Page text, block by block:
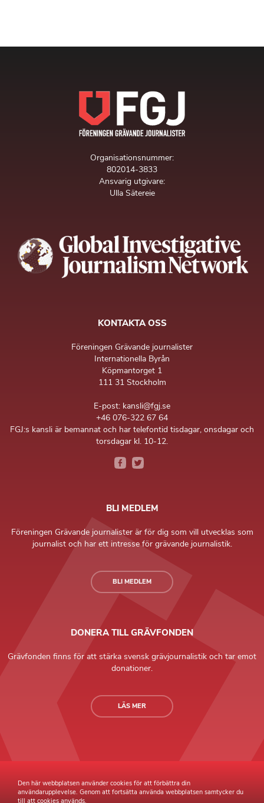
Organisationsnummer:
802014-3833
Ansvarig utgivare:
Ulla Sätereie
KONTAKTA OSS
Föreningen Grävande journalister
Internationella Byrån
Köpmantorget 1
111 31 Stockholm
E-post: kansli@fgj.se
+46 076-322 67 64
FGJ:s kansli är bemannat och har telefontid tisdagar, onsdagar och
torsdagar kl. 10-12.
BLI MEDLEM
Föreningen Grävande journalister är för dig som vill utvecklas som
journalist och har ett intresse för grävande journalistik.
BLI MEDLEM
DONERA TILL GRÄVFONDEN
Grävfonden finns för att stärka svensk grävjournalistik och tar emot
donationer.
LÄS MER
Grävande Journalister © Copyright 2026 |
Den här webbplatsen använder cookies för att förbättra din
användarupplevelse. Genom att fortsätta använda webbplatsen samtycker du
till att cookies används.